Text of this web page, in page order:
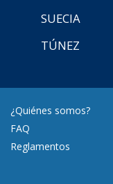
SUECIA
TÚNEZ
¿Quiénes somos?
FAQ
Reglamentos